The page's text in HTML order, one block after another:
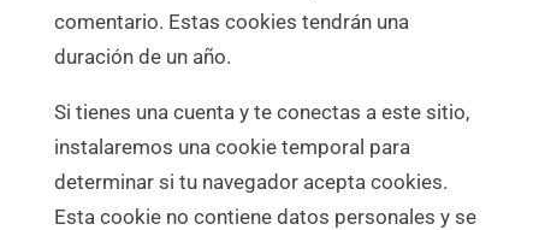
comentario. Estas cookies tendrán una
duración de un año.
Si tienes una cuenta y te conectas a este sitio,
instalaremos una cookie temporal para
determinar si tu navegador acepta cookies.
Esta cookie no contiene datos personales y se